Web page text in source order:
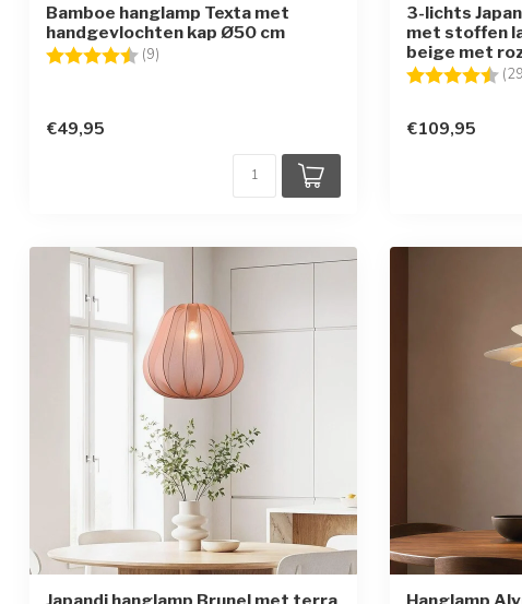
Bamboe hanglamp Texta met
handgevlochten kap Ø50 cm
Beoordeling: (9)
€49,95
3-lichts
met stoffen
beige met
Beoordeling:
€109,95